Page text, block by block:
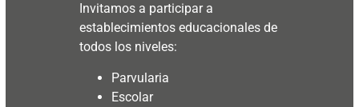
Invitamos a participar a
establecimientos educacionales de
todos los niveles:
Parvularia
Escolar